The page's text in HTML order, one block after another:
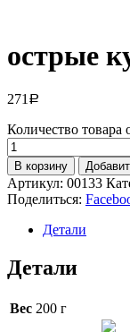
острые
271 Р
Количество
В корзину
Артикул: 00133
Поделиться:
Детали
Детали
Вес 200 г